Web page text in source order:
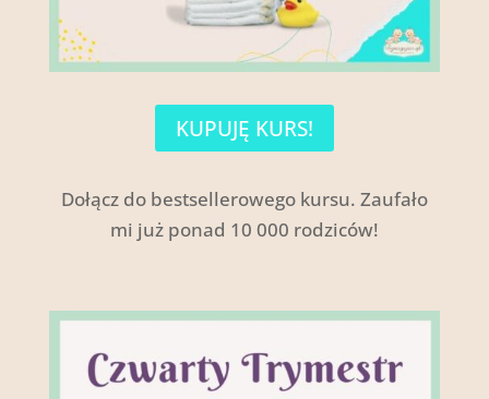
KUPUJĘ KURS!
Dołącz do bestsellerowego kursu. Zaufało
mi już ponad 10 000 rodziców!